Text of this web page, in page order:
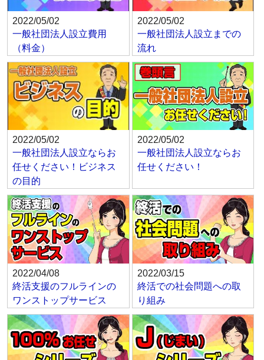
2022/05/02
一般社団法人設立費用
（料金）
2022/05/02
一般社団法人設立までの
流れ
2022/05/02
一般社団法人設立ならお
任せください！ビジネス
の目的
2022/05/02
一般社団法人設立ならお
任せください！
2022/04/08
終活支援のフルラインの
ワンストップサービス
2022/03/15
終活での社会問題への取
り組み